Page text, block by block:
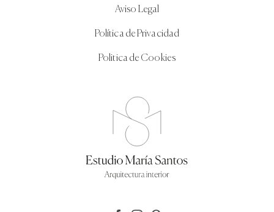
Aviso Legal
Política de Privacidad
Politica de Cookies